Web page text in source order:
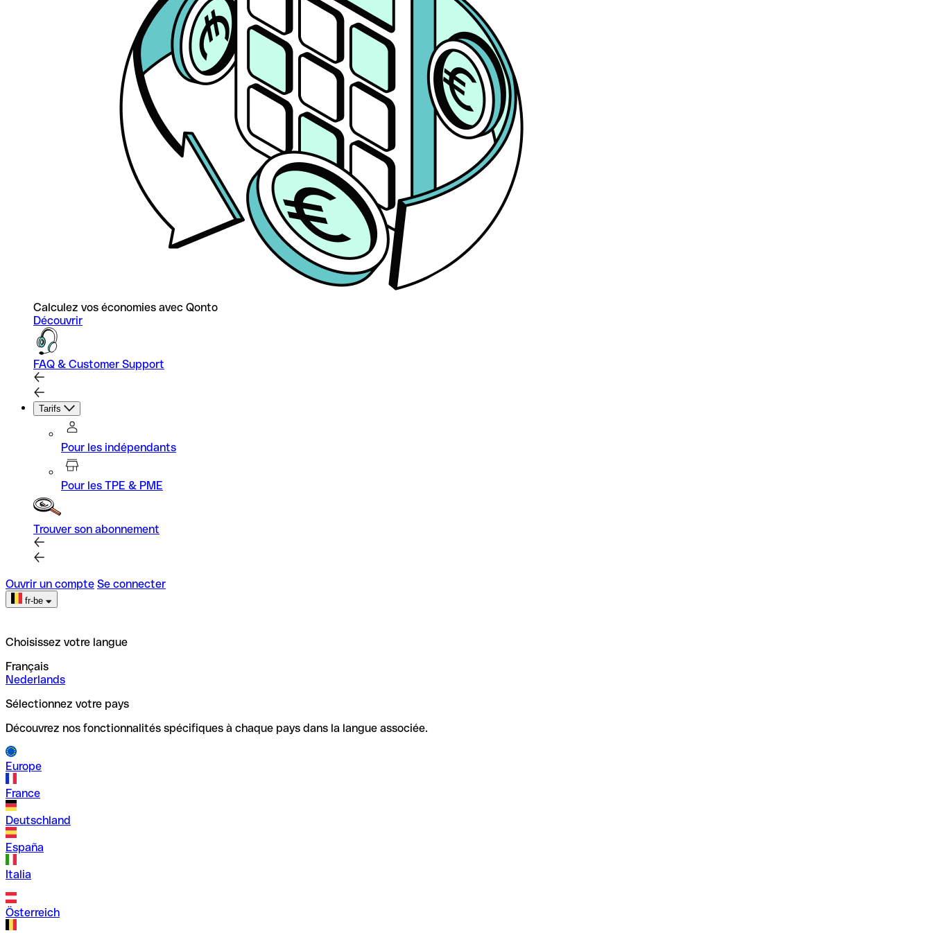
Calculez vos économies avec Qonto
Découvrir
FAQ & Customer Support
Tarifs
Pour les indépendants
Pour les TPE & PME
Trouver son abonnement
Ouvrir un compte Se connecter
fr-be
Choisissez votre langue
Français
Nederlands
Sélectionnez votre pays
Découvrez nos fonctionnalités spécifiques à chaque pays dans la langue associée.
Europe
France
Deutschland
España
Italia
Österreich